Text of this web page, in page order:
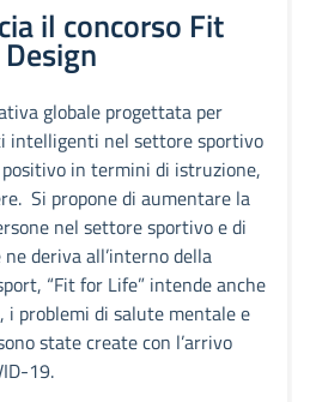
il concorso Fit
globale progettata per
intelligenti nel settore sportivo
in termini di istruzione,
Si propone di aumentare la
nel settore sportivo e di
deriva all’interno della
“Fit for Life” intende anche
problemi di salute mentale e
state create con l’arrivo
19.